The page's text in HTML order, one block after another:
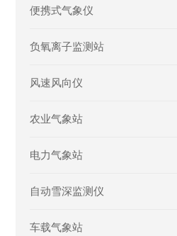
便携式气象仪
负氧离子监测站
风速风向仪
农业气象站
电力气象站
自动雪深监测仪
车载气象站